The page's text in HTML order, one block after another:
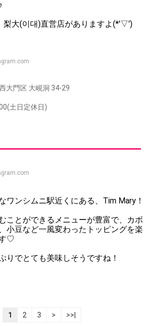
梨大(이대)直営店がありますよ(*'▽')
大門区 大峴洞 34-29
土日定休日)
ワンシムニ駅近くにある、Tim Mary！
ことができるメニューが豊富で、カボ
小豆など一風変わったトッピングを楽
♡
りでとても美味しそうですね！
1 2 3 > >>|